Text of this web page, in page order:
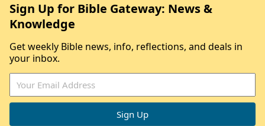
Sign Up for Bible Gateway: News &
Knowledge
Get weekly Bible news, info, reflections, and deals in
your inbox.